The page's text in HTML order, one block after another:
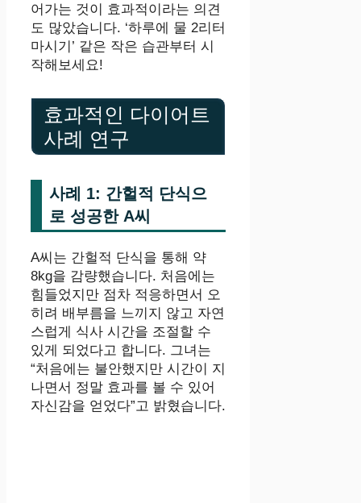
어가는 것이 효과적이라는 의견
도 많았습니다. ‘하루에 물 2리터
마시기’ 같은 작은 습관부터 시
작해보세요!
효과적인 다이어트
사례 연구
사례 1: 간헐적 단식으
로 성공한 A씨
A씨는 간헐적 단식을 통해 약
8kg을 감량했습니다. 처음에는
힘들었지만 점차 적응하면서 오
히려 배부름을 느끼지 않고 자연
스럽게 식사 시간을 조절할 수
있게 되었다고 합니다. 그녀는
“처음에는 불안했지만 시간이 지
나면서 정말 효과를 볼 수 있어
자신감을 얻었다”고 밝혔습니다.